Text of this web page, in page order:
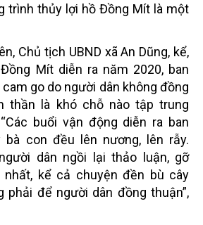
trình thủy lợi hồ Đồng Mít là một
Chủ tịch UBND xã An Dũng, kể,
Mít diễn ra năm 2020, ban
go do người dân không đồng
thần là khó chỗ nào tập trung
buổi vận động diễn ra ban
bà con đều lên nương, lên rẫy.
dân ngồi lại thảo luận, gỡ
kể cả chuyện đền bù cây
phải để người dân đồng thuận”,